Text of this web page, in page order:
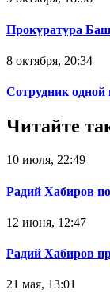
Прокуратура
8 октября, 20:34
Сотрудник одной
Читайте
10 июля, 22:49
Радий Хабиров
12 июня, 12:47
Радий Хабиров
21 мая, 13:01